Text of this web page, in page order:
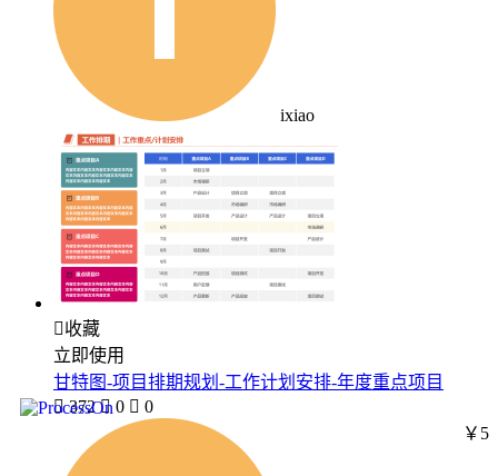
ixiao
收藏
立即使用
甘特图-项目排期规划-工作计划安排-年度重点项目
 372  0  0
￥5